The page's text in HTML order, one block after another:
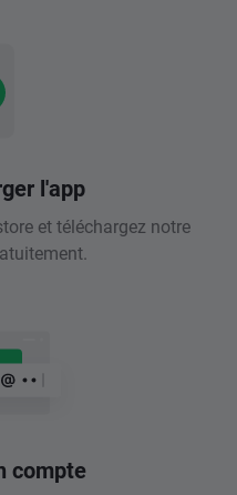
l'app
et téléchargez notre
compte